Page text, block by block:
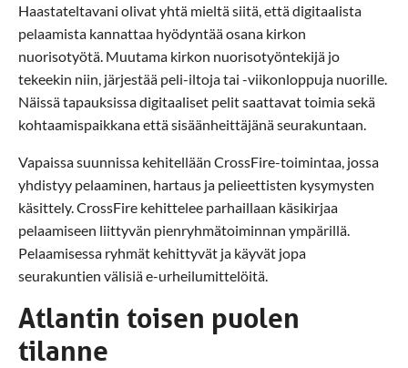
Haastateltavani olivat yhtä mieltä siitä, että digitaalista
pelaamista kannattaa hyödyntää osana kirkon
nuorisotyötä. Muutama kirkon nuorisotyöntekijä jo
tekeekin niin, järjestää peli-iltoja tai -viikonloppuja nuorille.
Näissä tapauksissa digitaaliset pelit saattavat toimia sekä
kohtaamispaikkana että sisäänheittäjänä seurakuntaan.
Vapaissa suunnissa kehitellään CrossFire-toimintaa, jossa
yhdistyy pelaaminen, hartaus ja pelieettisten kysymysten
käsittely. CrossFire kehittelee parhaillaan käsikirjaa
pelaamiseen liittyvän pienryhmätoiminnan ympärillä.
Pelaamisessa ryhmät kehittyvät ja käyvät jopa
seurakuntien välisiä e-urheilumittelöitä.
Atlantin toisen puolen
tilanne